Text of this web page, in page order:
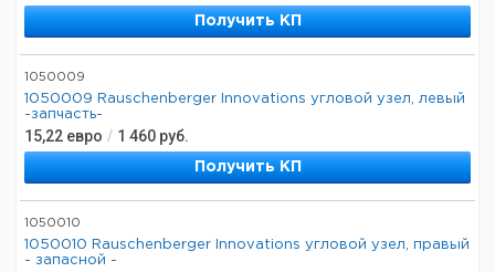
Получить КП
1050009
1050009 Rauschenberger Innovations угловой узел, левый
-запчасть-
15,22 евро / 1 460 руб.
Получить КП
1050010
1050010 Rauschenberger Innovations угловой узел, правый
- запасной -